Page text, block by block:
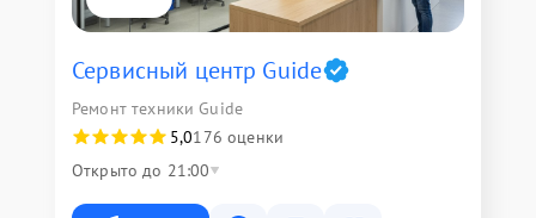
Сервисный центр Guide
Ремонт техники Guide
5,0176 оценки
Открыто до 21:00